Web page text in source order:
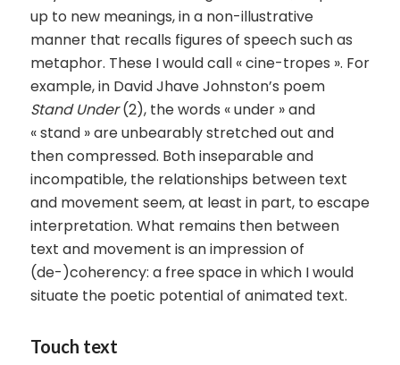
up to new meanings, in a non-illustrative
manner that recalls figures of speech such as
metaphor. These I would call « cine-tropes ». For
example, in David Jhave Johnston’s poem
Stand Under(2), the words « under » and
« stand » are unbearably stretched out and
then compressed. Both inseparable and
incompatible, the relationships between text
and movement seem, at least in part, to escape
interpretation. What remains then between
text and movement is an impression of
(de-)coherency: a free space in which I would
situate the poetic potential of animated text.
Touch text